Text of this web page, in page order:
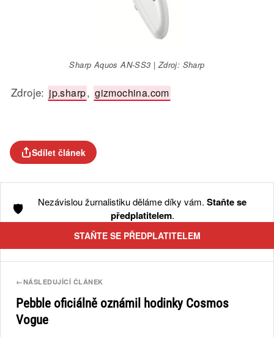
Sharp Aquos AN-SS3 | Zdroj: Sharp
Zdroje: jp.sharp, gizmochina.com
Sdílet článek
🛡️ Nezávislou žurnalistiku děláme díky vám. Staňte se
předplatitelem.
STAŇTE SE PŘEDPLATITELEM
←NÁSLEDUJÍCÍ ČLÁNEK
Pebble oficiálně oznámil hodinky Cosmos
Vogue